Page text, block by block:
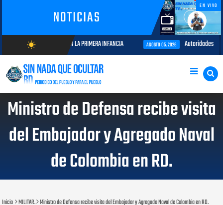
NOTICIAS
EN VIVO
wb_sunny
AGOSTO/8/2026
CON LA PRIMERA INFANCIA AGOSTO 05, 2026 Autoridades del CESAC y
Ministro de Defensa recibe visita
del Embajador y Agregado Naval
de Colombia en RD.
Inicio MILITAR. Ministro de Defensa recibe visita del Embajador y Agregado Naval de Colombia en RD.